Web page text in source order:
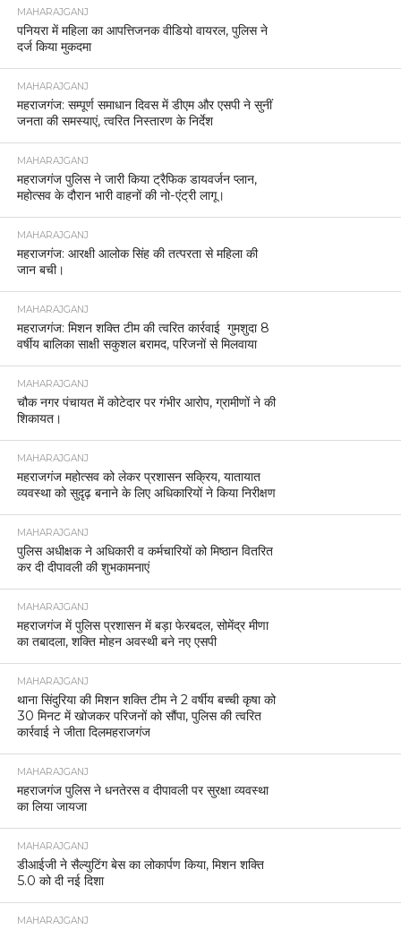
MAHARAJGANJ
पनियरा में महिला का आपत्तिजनक वीडियो वायरल, पुलिस ने
दर्ज किया मुकदमा
MAHARAJGANJ
महराजगंज: सम्पूर्ण समाधान दिवस में डीएम और एसपी ने सुनीं
जनता की समस्याएं, त्वरित निस्तारण के निर्देश
MAHARAJGANJ
महराजगंज पुलिस ने जारी किया ट्रैफिक डायवर्जन प्लान,
महोत्सव के दौरान भारी वाहनों की नो-एंट्री लागू।
MAHARAJGANJ
महराजगंज: आरक्षी आलोक सिंह की तत्परता से महिला की
जान बची।
MAHARAJGANJ
महराजगंज: मिशन शक्ति टीम की त्वरित कार्रवाई गुमशुदा 8
वर्षीय बालिका साक्षी सकुशल बरामद, परिजनों से मिलवाया
MAHARAJGANJ
चौक नगर पंचायत में कोटेदार पर गंभीर आरोप, ग्रामीणों ने की
शिकायत।
MAHARAJGANJ
महराजगंज महोत्सव को लेकर प्रशासन सक्रिय, यातायात
व्यवस्था को सुदृढ़ बनाने के लिए अधिकारियों ने किया निरीक्षण
MAHARAJGANJ
पुलिस अधीक्षक ने अधिकारी व कर्मचारियों को मिष्ठान वितरित
कर दी दीपावली की शुभकामनाएं
MAHARAJGANJ
महराजगंज में पुलिस प्रशासन में बड़ा फेरबदल, सोमेंद्र मीणा
का तबादला, शक्ति मोहन अवस्थी बने नए एसपी
MAHARAJGANJ
थाना सिंदुरिया की मिशन शक्ति टीम ने 2 वर्षीय बच्ची कृषा को
30 मिनट में खोजकर परिजनों को सौंपा, पुलिस की त्वरित
कार्रवाई ने जीता दिलमहराजगंज
MAHARAJGANJ
महराजगंज पुलिस ने धनतेरस व दीपावली पर सुरक्षा व्यवस्था
का लिया जायजा
MAHARAJGANJ
डीआईजी ने सैल्युटिंग बेस का लोकार्पण किया, मिशन शक्ति
5.0 को दी नई दिशा
MAHARAJGANJ